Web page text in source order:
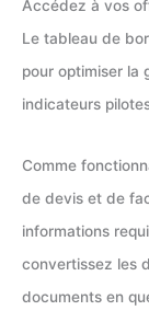
Accédez à vos
Le tableau de
pour optimiser la
indicateurs
Comme
de devis et de
informations
convertissez les
documents en